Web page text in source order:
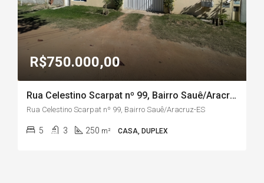
R$750.000,00
Rua Celestino Scarpat nº 99, Bairro Sauê/Aracruz-ES
Rua Celestino Scarpat nº 99, Bairro Sauê/Aracruz-ES
5 3 250 m² CASA, DUPLEX